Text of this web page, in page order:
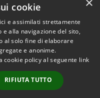
© 2026 • Comune di
Caltanissetta • Powered by
Municipium•Accesso
redazione
cookie
e assimilati strettamente
alla navigazione del sito,
al solo fine di elaborare
e anonime.
cookie policy al seguente link
RIFIUTA TUTTO